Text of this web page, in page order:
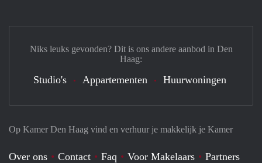
Op Kamer Den Haag vind en verhuur je makkelijk je Kamer
Over ons Contact Faq Voor Makelaars
Partners
Niks leuks gevonden? Dit is ons andere aanbod in Den
Haag:
Studio's Appartementen Huurwoningen